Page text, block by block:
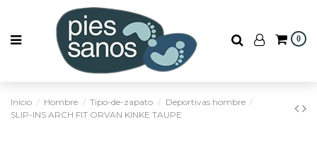
0
Inicio Hombre Tipo-de-zapato
Deportivas hombre
SLIP-INS ARCH FIT ORVAN KINKE TAUPE